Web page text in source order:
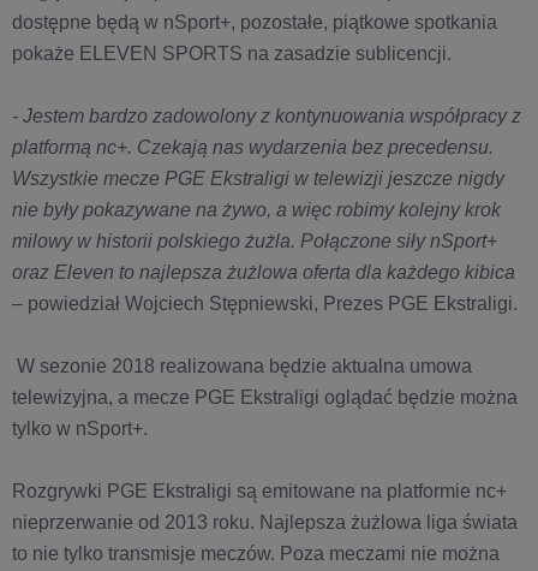
dostępne będą w nSport+, pozostałe, piątkowe spotkania
pokaże ELEVEN SPORTS na zasadzie sublicencji.
- Jestem bardzo zadowolony z kontynuowania współpracy z
platformą nc+. Czekają nas wydarzenia bez precedensu.
Wszystkie mecze PGE Ekstraligi w telewizji jeszcze nigdy
nie były pokazywane na żywo, a więc robimy kolejny krok
milowy w historii polskiego żużla. Połączone siły nSport+
oraz Eleven to najlepsza żużlowa oferta dla każdego kibica
– powiedział Wojciech Stępniewski, Prezes PGE Ekstraligi.
W sezonie 2018 realizowana będzie aktualna umowa
telewizyjna, a mecze PGE Ekstraligi oglądać będzie można
tylko w nSport+.
Rozgrywki PGE Ekstraligi są emitowane na platformie nc+
nieprzerwanie od 2013 roku. Najlepsza żużlowa liga świata
to nie tylko transmisje meczów. Poza meczami nie można